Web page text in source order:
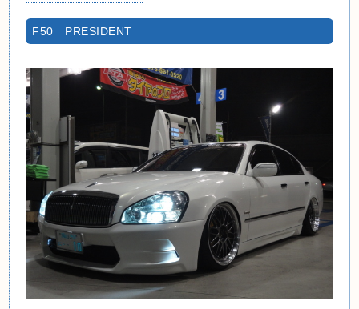
F50 PRESIDENT